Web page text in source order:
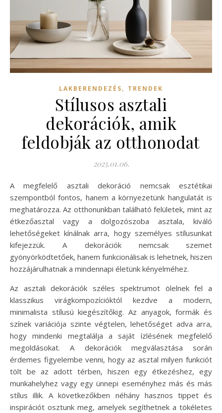
LAKBERENDEZÉS, TRENDEK
Stílusos asztali
dekorációk, amik
feldobják az otthonodat
2025.01.06.
A megfelelő asztali dekoráció nemcsak esztétikai
szempontból fontos, hanem a környezetünk hangulatát is
meghatározza. Az otthonunkban található felületek, mint az
étkezőasztal vagy a dolgozószoba asztala, kiváló
lehetőségeket kínálnak arra, hogy személyes stílusunkat
kifejezzük. A dekorációk nemcsak szemet
gyönyörködtetőek, hanem funkcionálisak is lehetnek, hiszen
hozzájárulhatnak a mindennapi életünk kényelméhez.
Az asztali dekorációk széles spektrumot ölelnek fel a
klasszikus virágkompozícióktól kezdve a modern,
minimalista stílusú kiegészítőkig. Az anyagok, formák és
színek variációja szinte végtelen, lehetőséget adva arra,
hogy mindenki megtalálja a saját ízlésének megfelelő
megoldásokat. A dekorációk megválasztása során
érdemes figyelembe venni, hogy az asztal milyen funkciót
tölt be az adott térben, hiszen egy étkezéshez, egy
munkahelyhez vagy egy ünnepi eseményhez más és más
stílus illik. A következőkben néhány hasznos tippet és
inspirációt osztunk meg, amelyek segíthetnek a tökéletes